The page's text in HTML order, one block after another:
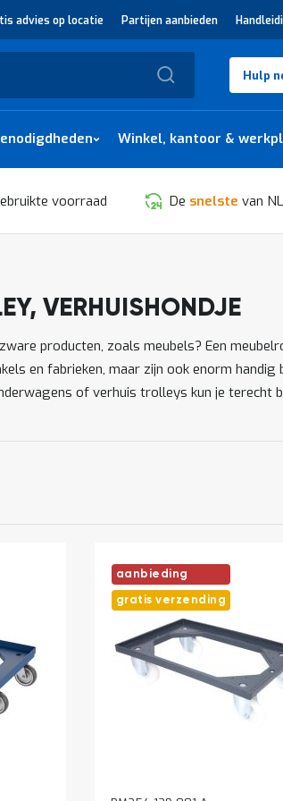
advies op locatie Partijen aanbieden
Hulp
Winkel, kantoor &
voorraad De snelste van
VERHUISHONDJE
producten, zoals meubels? Een
en fabrieken, maar zijn ook enorm
of verhuis trolleys kun je terecht
SORTEREN
aanbieding
gratis verzending